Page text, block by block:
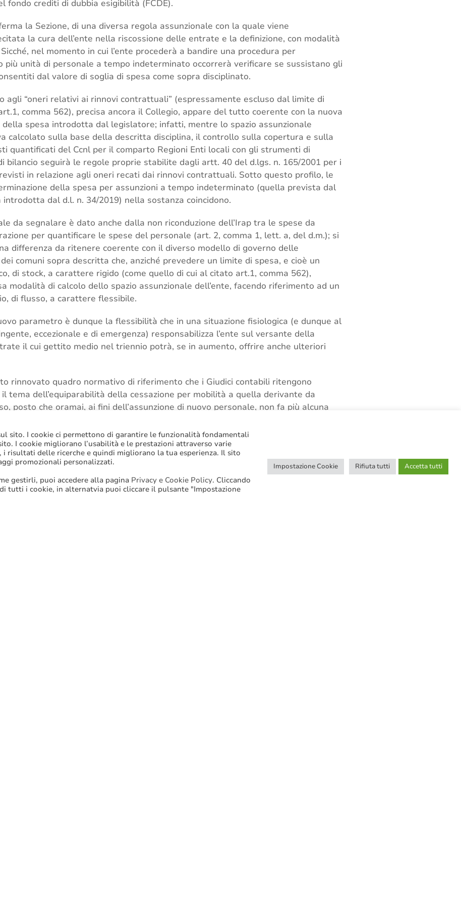
fondo crediti di dubbia esigibilità (FCDE).
la Sezione, di una diversa regola assunzionale con la quale viene
la cura dell’ente nella riscossione delle entrate e la definizione, con modalità
nel momento in cui l’ente procederà a bandire una procedura per
più unità di personale a tempo indeterminato occorrerà verificare se sussistano gli
dal valore di soglia di spesa come sopra disciplinato.
agli “oneri relativi ai rinnovi contrattuali” (espressamente escluso dal limite di
comma 562), precisa ancora il Collegio, appare del tutto coerente con la nuova
spesa introdotta dal legislatore; infatti, mentre lo spazio assunzionale
calcolato sulla base della descritta disciplina, il controllo sulla copertura e sulla
quantificati del Ccnl per il comparto Regioni Enti locali con gli strumenti di
bilancio seguirà le regole proprie stabilite dagli artt. 40 del d.lgs. n. 165/2001 per i
in relazione agli oneri recati dai rinnovi contrattuali. Sotto questo profilo, le
della spesa per assunzioni a tempo indeterminato (quella prevista dal
introdotta dal d.l. n. 34/2019) nella sostanza coincidono.
da segnalare è dato anche dalla non riconduzione dell’Irap tra le spese da
per quantificare le spese del personale (art. 2, comma 1, lett. a, del d.m.); si
differenza da ritenere coerente con il diverso modello di governo delle
comuni sopra descritta che, anziché prevedere un limite di spesa, e cioè un
di stock, a carattere rigido (come quello di cui al citato art.1, comma 562),
modalità di calcolo dello spazio assunzionale dell’ente, facendo riferimento ad un
di flusso, a carattere flessibile.
parametro è dunque la flessibilità che in una situazione fisiologica (e dunque al
eccezionale e di emergenza) responsabilizza l’ente sul versante della
il cui gettito medio nel triennio potrà, se in aumento, offrire anche ulteriori
rinnovato quadro normativo di riferimento che i Giudici contabili ritengono
tema dell’equiparabilità della cessazione per mobilità a quella derivante da
posto che oramai, ai fini dell’assunzione di nuovo personale, non fa più alcuna
, Mobilità
sito. I cookie ci permettono di garantire le funzionalità fondamentali
I cookie migliorano l’usabilità e le prestazioni attraverso varie
risultati delle ricerche e quindi migliorano la tua esperienza. Il sito
promozionali personalizzati.
gestirli, puoi accedere alla pagina Privacy e Cookie Policy. Cliccando
tutti i cookie, in alternatvia puoi cliccare il pulsante "Impostazione
Impostazione Cookie Rifiuta tutti Accetta tutti